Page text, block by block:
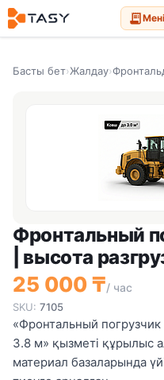
receipt_long
Басты бет›Жалдау›
Фронтальный
| высота
25 000 ₸/ час
SKU: 7105
«Фронтальный погрузчик
3.8 м» қызметі құрылыс
материал базаларында